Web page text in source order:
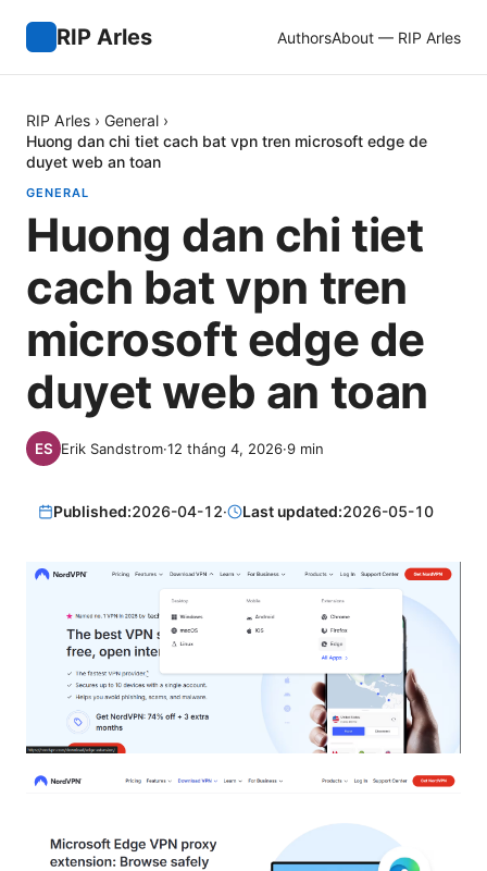
RIP Arles AuthorsAbout — RIP Arles
RIP Arles › General ›
Huong dan chi tiet cach bat vpn tren microsoft edge de
duyet web an toan
GENERAL
Huong dan chi tiet
cach bat vpn tren
microsoft edge de
duyet web an toan
Erik Sandstrom·12 tháng 4, 2026·9 min
Published:2026-04-12· Last updated:2026-05-10